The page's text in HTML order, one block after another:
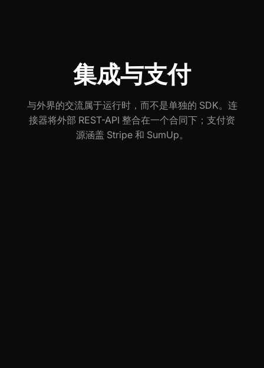
集成与支付
与外界的交流属于运行时，而不是单独的 SDK。连
接器将外部 REST-API 整合在一个合同下；支付资
源涵盖 Stripe 和 SumUp。